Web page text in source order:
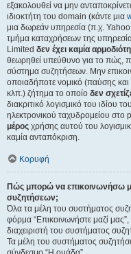
εξακολουθεί να μην
ιδιοκτήτη του domain (κάντε μια
μια δωρεάν υπηρεσία (π.χ.
τμήμα καταχρήσεων της
Limited δεν έχει καμία
θεωρηθεί υπεύθυνο για το πώς,
σύστημα συζητήσεων. Μην
οποιαδήποτε νομικό (παύσης
κλπ.) ζήτημα το οποίο δεν
διακριτικό λογισμικό του ιδίου
ηλεκτρονικού ταχυδρομείου στο
μέρος χρήσης αυτού του
καμία ανταπόκριση.
Κορυφή
Πώς μπορώ να επικοινωνήσω
συζητήσεων;
Όλα τα μέλη του συστήματος
φόρμα “Επικοινωνήστε μαζί
διαχειριστή του συστήματος
Τα μέλη του συστήματος